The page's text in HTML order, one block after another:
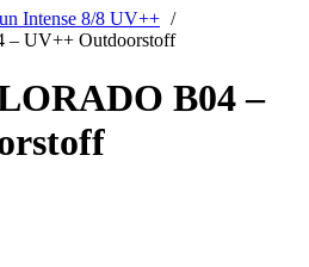
Intense 8/8 UV++
UV++ Outdoorstoff
B04 –